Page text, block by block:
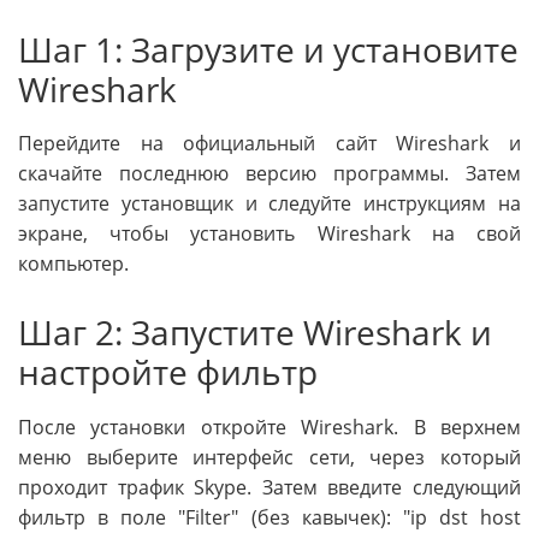
Шаг 1: Загрузите и установите
Wireshark
Перейдите на официальный сайт Wireshark и
скачайте последнюю версию программы. Затем
запустите установщик и следуйте инструкциям на
экране, чтобы установить Wireshark на свой
компьютер.
Шаг 2: Запустите Wireshark и
настройте фильтр
После установки откройте Wireshark. В верхнем
меню выберите интерфейс сети, через который
проходит трафик Skype. Затем введите следующий
фильтр в поле "Filter" (без кавычек): "ip dst host